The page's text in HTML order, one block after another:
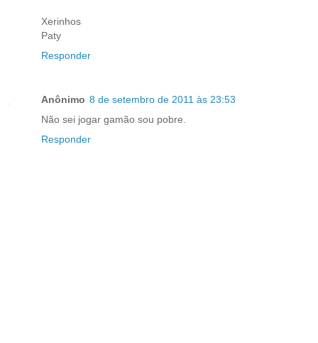
Xerinhos
Paty
Responder
Anônimo 8 de setembro de 2011 às 23:53
Não sei jogar gamão sou pobre.
Responder